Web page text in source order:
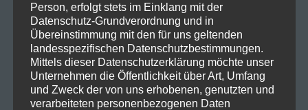
SDP @ Brose Arena Bamberg
by Michaela Mayer
SDP @ Brose Arena Bamberg
by Michaela Mayer
Person, erfolgt stets im Einklang mit der
Datenschutz-Grundverordnung und in
Übereinstimmung mit den für uns geltenden
landesspezifischen Datenschutzbestimmungen.
Mittels dieser Datenschutzerklärung möchte unser
Unternehmen die Öffentlichkeit über Art, Umfang
und Zweck der von uns erhobenen, genutzten und
verarbeiteten personenbezogenen Daten